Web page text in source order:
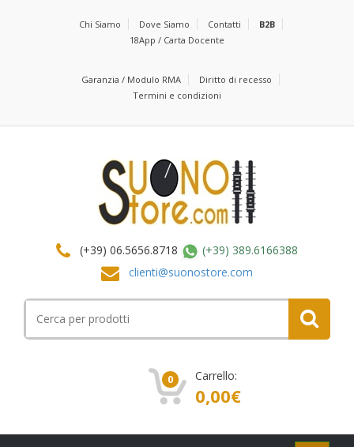
Chi Siamo Dove Siamo Contatti
B2B
18App / Carta Docente
Garanzia / Modulo RMA
Diritto di recesso
Termini e condizioni
(+39) 06.5656.8718
(+39) 389.6166388
clienti@suonostore.com
per:
0 Carrello:
0,00€